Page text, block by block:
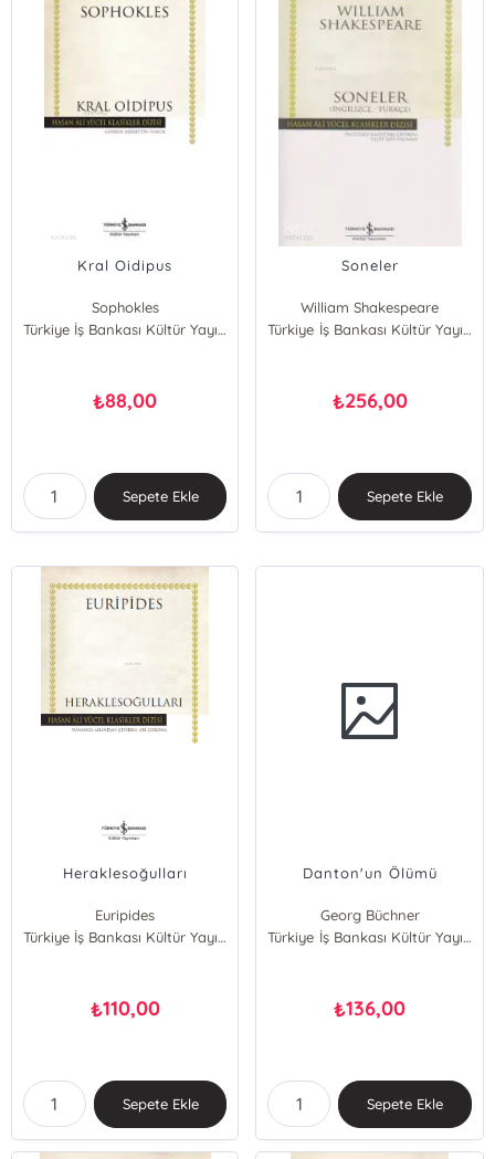
Kral Oidipus
Sophokles
Türkiye İş Bankası Kültür Yayınları
₺88,00
Sepete Ekle
Soneler
William Shakespeare
Türkiye İş Bankası Kültür Yayınları
₺256,00
Sepete Ekle
Heraklesoğulları
Euripides
Türkiye İş Bankası Kültür Yayınları
₺110,00
Sepete Ekle
Danton'un Ölümü
Georg Büchner
Türkiye İş Bankası Kültür Yayınları
₺136,00
Sepete Ekle